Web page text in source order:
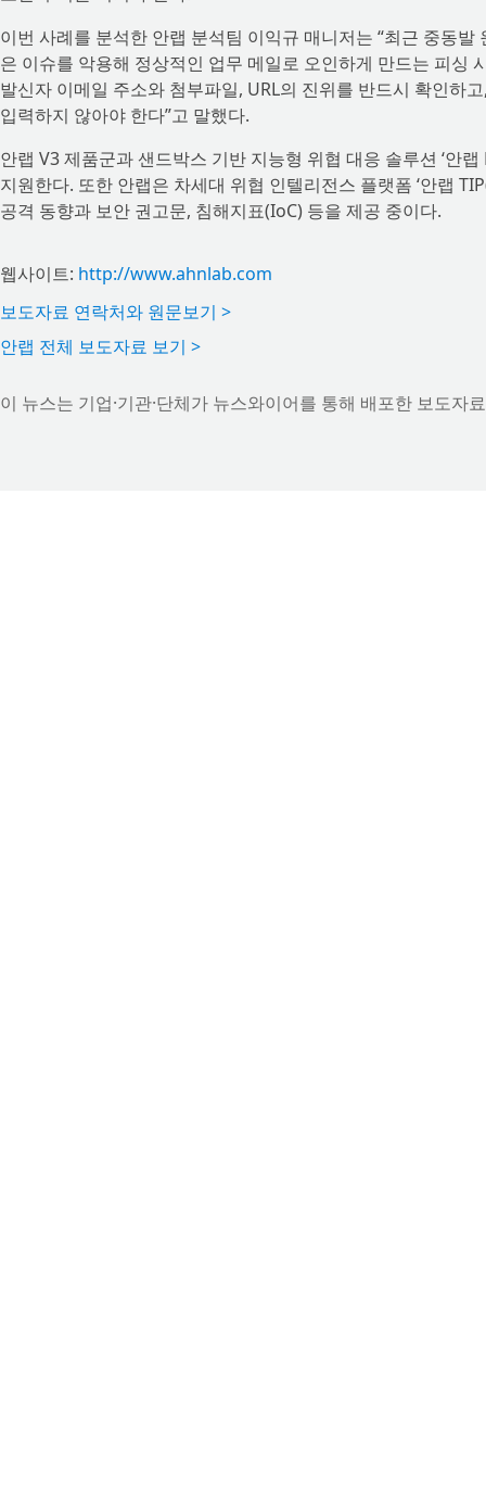
이번 사례를 분석한 안랩 분석팀 이익규 매니저는 “최근 중동
은 이슈를 악용해 정상적인 업무 메일로 오인하게 만드는 피싱
발신자 이메일 주소와 첨부파일, URL의 진위를 반드시 확인하
입력하지 않아야 한다”고 말했다.
안랩 V3 제품군과 샌드박스 기반 지능형 위협 대응 솔루션 ‘안
지원한다. 또한 안랩은 차세대 위협 인텔리전스 플랫폼 ‘안랩
공격 동향과 보안 권고문, 침해지표(IoC) 등을 제공 중이다.
웹사이트: http://www.ahnlab.com
보도자료 연락처와 원문보기 >
안랩 전체 보도자료 보기 >
이 뉴스는 기업·기관·단체가 뉴스와이어를 통해 배포한 보도자